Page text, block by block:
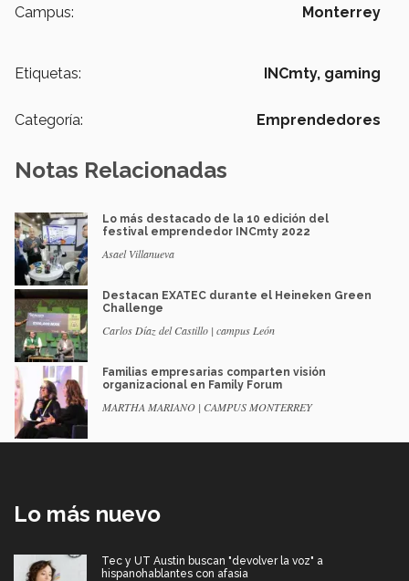
Campus: Monterrey
Etiquetas: INCmty, gaming
Categoría: Emprendedores
Notas Relacionadas
Lo más destacado de la 10 edición del
festival emprendedor INCmty 2022
Asael Villanueva
Destacan EXATEC durante el Heineken Green
Challenge
Carlos Díaz del Castillo | campus León
Familias empresarias comparten visión
organizacional en Family Forum
MARTHA MARIANO | CAMPUS MONTERREY
Lo más nuevo
Tec y UT Austin buscan "devolver la voz" a
hispanohablantes con afasia